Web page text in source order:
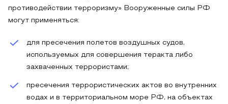
противодействии терроризму» Вооруженные силы РФ
могут применяться:
для пресечения полетов воздушных судов,
используемых для совершения теракта либо
захваченных террористами;
пресечения террористических актов во внутренних
водах и в территориальном море РФ, на объектах